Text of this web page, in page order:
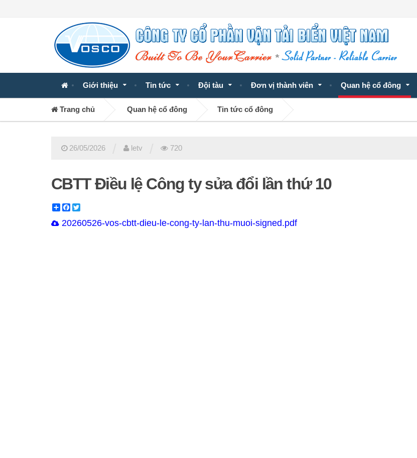
Giới thiệu Tin tức Đội tàu Đơn vị thành viên Quan hệ cổ đông
Trang chủ Quan hệ cổ đông Tin tức cổ đông
26/05/2026 letv 720
CBTT Điều lệ Công ty sửa đổi lần thứ 10
ShareFacebook
20260526-vos-cbtt-dieu-le-cong-ty-lan-thu-muoi-signed.pdf